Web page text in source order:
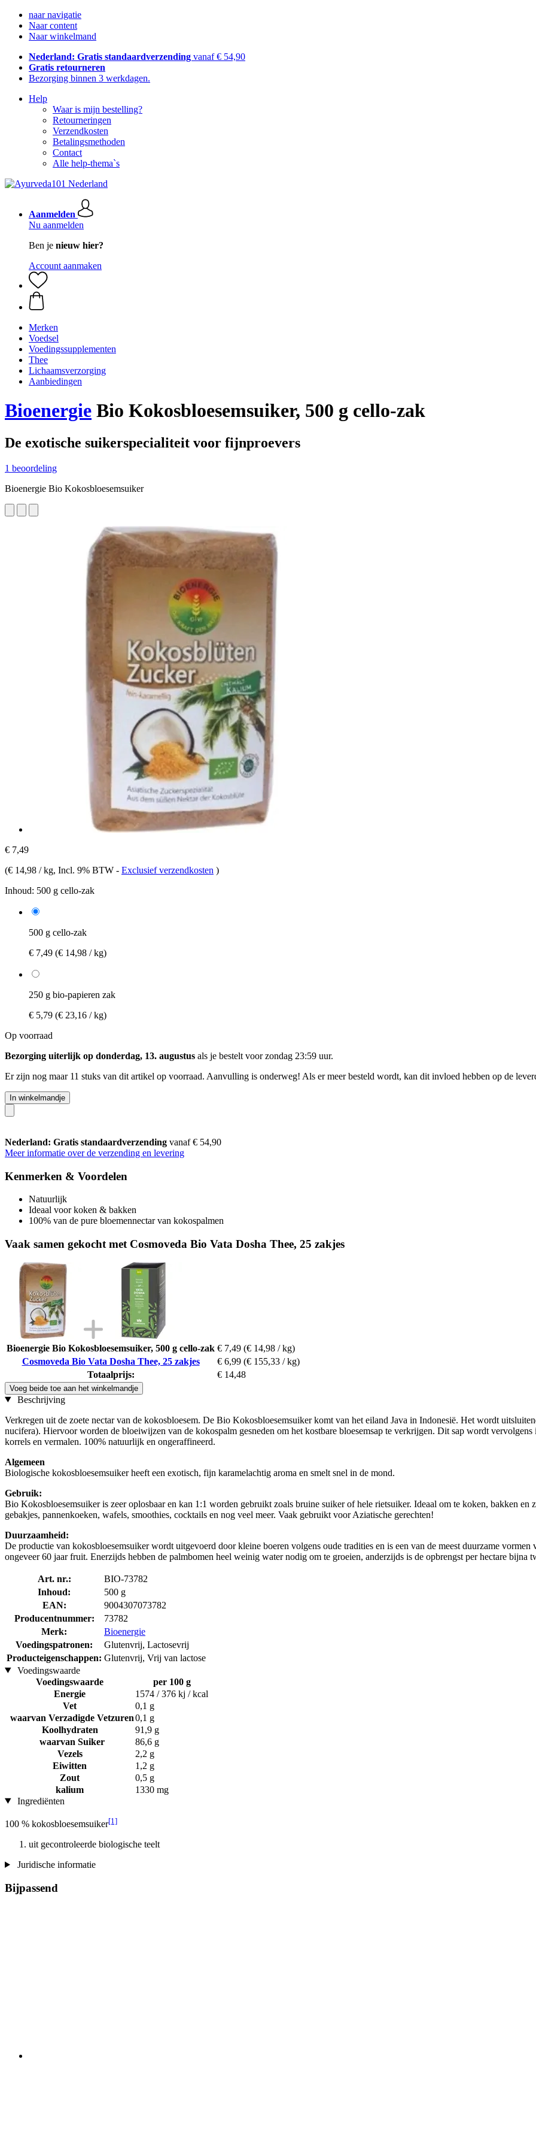
naar navigatie
Naar content
Naar winkelmand
Nederland: Gratis standaardverzending vanaf € 54,90
Gratis retourneren
Bezorging binnen 3 werkdagen.
Help
Waar is mijn bestelling?
Retourneringen
Verzendkosten
Betalingsmethoden
Contact
Alle help-thema`s
Aanmelden
Nu aanmelden
Ben je nieuw hier?
Account aanmaken
Merken
Voedsel
Voedingssupplementen
Thee
Lichaamsverzorging
Aanbiedingen
Bioenergie Bio Kokosbloesemsuiker, 500 g cello-zak
De exotische suikerspecialiteit voor fijnproevers
1 beoordeling
Bioenergie Bio Kokosbloesemsuiker
€ 7,49
(€ 14,98 / kg, Incl. 9% BTW - Exclusief verzendkosten )
Inhoud: 500 g cello-zak
500 g cello-zak
€ 7,49 (€ 14,98 / kg)
250 g bio-papieren zak
€ 5,79 (€ 23,16 / kg)
Op voorraad
Bezorging uiterlijk op donderdag, 13. augustus als je bestelt voorzondag 23:59 uur.
Er zijn nog maar 11 stuks van dit artikel op voorraad. Aanvulling is onderweg! Als er meer besteld wordt, kan dit invloed hebben op de
In winkelmandje
Nederland: Gratis standaardverzending vanaf € 54,90
Meer informatie over de verzending en levering
Kenmerken & Voordelen
Natuurlijk
Ideaal voor koken & bakken
100% van de pure bloemennectar van kokospalmen
Vaak samen gekocht met Cosmoveda Bio Vata Dosha Thee, 25 zakjes
Bioenergie Bio Kokosbloesemsuiker, 500 g cello-zak € 7,49 (€ 14,98 / kg)
Cosmoveda Bio Vata Dosha Thee, 25 zakjes
€ 6,99 (€ 155,33 / kg)
Totaalprijs:
€ 14,48
Voeg beide toe aan het winkelmandje
Beschrijving
Verkregen uit de zoete nectar van de kokosbloesem. De Bio Kokosbloesemsuiker komt van het eiland Java in Indonesië. Het wordt
nucifera). Hiervoor worden de bloeiwijzen van de kokospalm gesneden om het kostbare bloesemsap te verkrijgen. Dit sap wordt
korrels en vermalen. 100% natuurlijk en ongeraffineerd.
Algemeen
Biologische kokosbloesemsuiker heeft een exotisch, fijn karamelachtig aroma en smelt snel in de mond.
Gebruik:
Bio Kokosbloesemsuiker is zeer oplosbaar en kan 1:1 worden gebruikt zoals bruine suiker of hele rietsuiker. Ideaal om te koken, bakken en
gebakjes, pannenkoeken, wafels, smoothies, cocktails en nog veel meer. Vaak gebruikt voor Aziatische gerechten!
Duurzaamheid:
De productie van kokosbloesemsuiker wordt uitgevoerd door kleine boeren volgens oude tradities en is een van de meest duurzame
ongeveer 60 jaar fruit. Enerzijds hebben de palmbomen heel weinig water nodig om te groeien, anderzijds is de opbrengst per hectare bijna
Art. nr.:
BIO-73782
Inhoud:
500 g
EAN:
9004307073782
Producentnummer:
73782
Merk:
Bioenergie
Voedingspatronen:
Glutenvrij, Lactosevrij
Producteigenschappen: Glutenvrij, Vrij van lactose
Voedingswaarde
Voedingswaarde
per 100 g
Energie
1574 / 376 kj / kcal
Vet
0,1 g
waarvan Verzadigde Vetzuren0,1 g
Koolhydraten
91,9 g
waarvan Suiker
86,6 g
Vezels
2,2 g
Eiwitten
1,2 g
Zout
0,5 g
kalium
1330 mg
Ingrediënten
100 % kokosbloesemsuiker[1]
uit gecontroleerde biologische teelt
Juridische informatie
Bijpassend